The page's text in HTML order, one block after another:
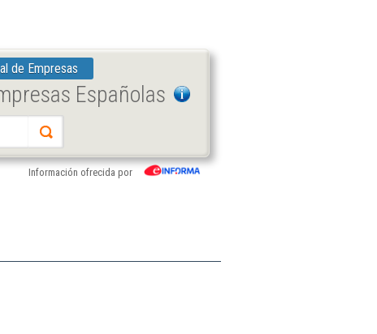
de Empresas
Españolas
Información ofrecida por